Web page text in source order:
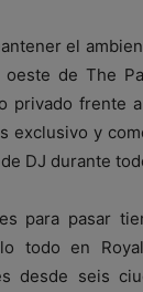
el
oeste de The
privado frente
exclusivo y
DJ durante
para pasar
todo en
desde seis